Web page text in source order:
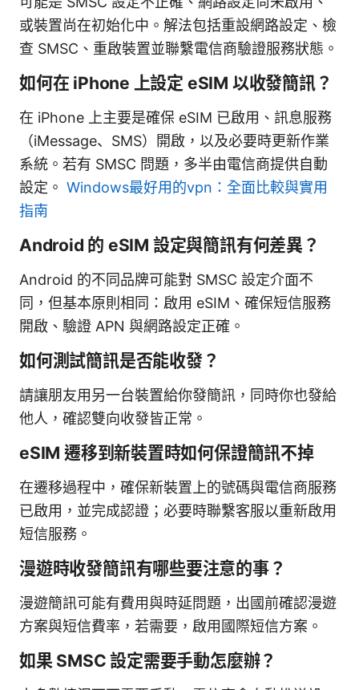
或裝置尚在初始化中。解法包括重設網路設定、檢
查 SMSC、重啟裝置並聯繫電信商驗證服務狀態。
如何在 iPhone 上設定 eSIM 以收發簡訊？
在 iPhone 上主要是確保 eSIM 已啟用、訊息服務
（iMessage、SMS）開啟，以及必要時更新作業
系統。若有 SMSC 問題，多半由電信商提供自動
設定。 Windows最好用的vpn：全面比較與實用
指南
Android 的 eSIM 設定與簡訊有何差異？
Android 的不同品牌可能對 SMSC 設定介面不
同，但基本原則相同：啟用 eSIM、確保短信服務
開啟、驗證 APN 與網路設定正確。
如何測試簡訊是否能收發？
請讓朋友用另一台裝置給你發簡訊，同時你也發給
他人，確認雙向收發皆正常。
eSIM 遷移到新裝置時如何保證簡訊不掉
在遷移過程中，確保新裝置上的號碼與電信商服務
已啟用，並完成認證；必要時聯繫客服以重新啟用
短信服務。
漫遊時收發簡訊有哪些要注意的事？
漫遊簡訊可能有費用與時延問題，出國前確認漫遊
方案與短信費率，若需要，啟用國際短信方案。
如果 SMSC 設定需要手動怎麼辦？